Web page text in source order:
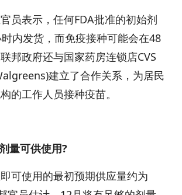
表示，任何FDA批准的初始剂
内发货，而免疫接种可能会在48
邦政府还与国家药房连锁店CVS
建立了合作关系，为居民
的工作人员接种疫苗。
可供使用?
使用的最初预期供应量约为